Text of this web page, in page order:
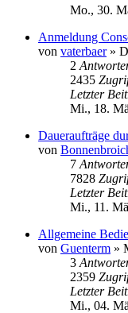
Mo., 30.
Anmeldung
von vaterbaer»
2
2435
Letzter
Mi., 18.
Daueraufträge
von
7
7828
Letzter
Mi., 11.
Allgemeine
von Guenterm »
3
2359
Letzter
Mi., 04.